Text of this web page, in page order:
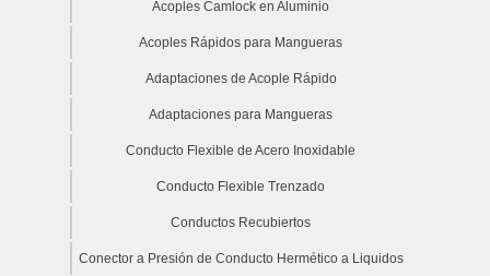
Acoples Camlock en Aluminio
Acoples Rápidos para Mangueras
Adaptaciones de Acople Rápido
Adaptaciones para Mangueras
Conducto Flexible de Acero Inoxidable
Conducto Flexible Trenzado
Conductos Recubiertos
Conector a Presión de Conducto Hermético a Liquidos